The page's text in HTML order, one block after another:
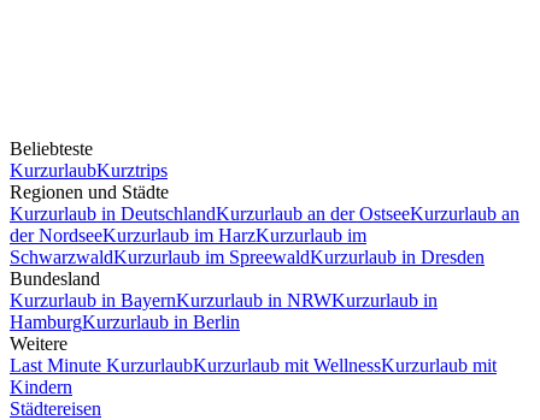
Beliebteste
KurzurlaubKurztrips
Regionen und Städte
Kurzurlaub in DeutschlandKurzurlaub an der OstseeKurzurlaub an
der NordseeKurzurlaub im HarzKurzurlaub im
SchwarzwaldKurzurlaub im SpreewaldKurzurlaub in Dresden
Bundesland
Kurzurlaub in BayernKurzurlaub in NRWKurzurlaub in
HamburgKurzurlaub in Berlin
Weitere
Last Minute KurzurlaubKurzurlaub mit WellnessKurzurlaub mit
Kindern
Städtereisen